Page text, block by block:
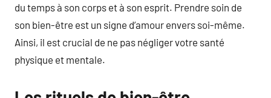
du temps à son corps et à son esprit. Prendre soin de
son bien-être est un signe d’amour envers soi-même.
Ainsi, il est crucial de ne pas négliger votre santé
physique et mentale.